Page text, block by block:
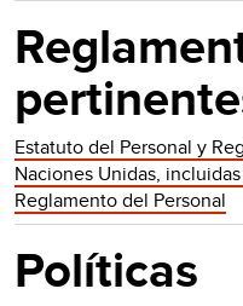
Estatuto del Personal y
Naciones Unidas,
Reglamento del Personal
Políticas